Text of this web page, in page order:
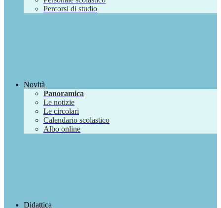
Percorsi di studio
Novità
Panoramica
Le notizie
Le circolari
Calendario scolastico
Albo online
Didattica